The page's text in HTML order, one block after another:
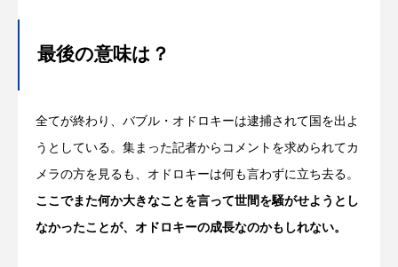
最後の意味は？
全てが終わり、バブル・オドロキーは逮捕されて国を出よ
うとしている。集まった記者からコメントを求められてカ
メラの方を見るも、オドロキーは何も言わずに立ち去る。
ここでまた何か大きなことを言って世間を騒がせようとし
なかったことが、オドロキーの成長なのかもしれない。